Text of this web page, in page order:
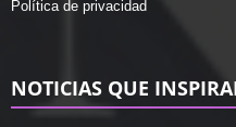
Política de privacidad
NOTICIAS QUE